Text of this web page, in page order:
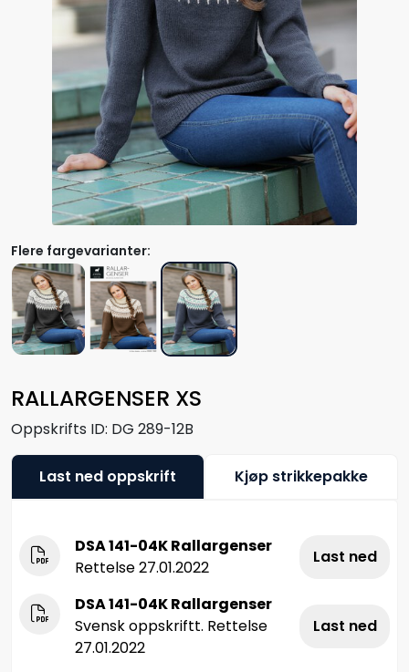
RALLARGENSER XS
Oppskrifts ID: DG 289-12B
Flere fargevarianter:
Last ned oppskrift Kjøp strikkepakke
DSA 141-04K Rallargenser
Rettelse 27.01.2022
Last ned
DSA 141-04K Rallargenser
Svensk oppskriftt. Rettelse
27.01.2022
Last ned